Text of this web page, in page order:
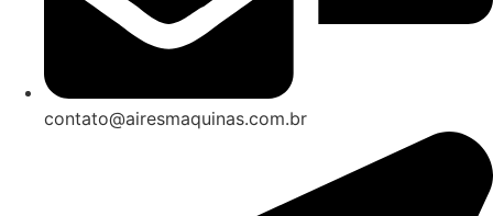
contato@airesmaquinas.com.br